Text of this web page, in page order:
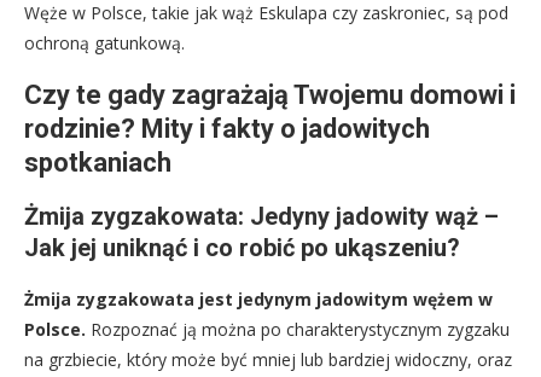
Węże w Polsce, takie jak wąż Eskulapa czy zaskroniec, są pod
ochroną gatunkową.
Czy te gady zagrażają Twojemu domowi i
rodzinie? Mity i fakty o jadowitych
spotkaniach
Żmija zygzakowata: Jedyny jadowity wąż –
Jak jej uniknąć i co robić po ukąszeniu?
Żmija zygzakowata jest jedynym jadowitym wężem w
Polsce. Rozpoznać ją można po charakterystycznym zygzaku
na grzbiecie, który może być mniej lub bardziej widoczny, oraz